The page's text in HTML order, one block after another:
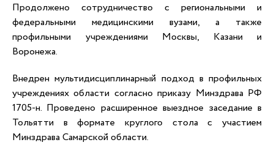
Продолжено сотрудничество с региональными и
федеральными медицинскими вузами, а также
профильными учреждениями Москвы, Казани и
Воронежа.
Внедрен мультидисциплинарный подход в профильных
учреждениях области согласно приказу Минздрава РФ
1705-н. Проведено расширенное выездное заседание в
Тольятти в формате круглого стола с участием
Минздрава Самарской области.